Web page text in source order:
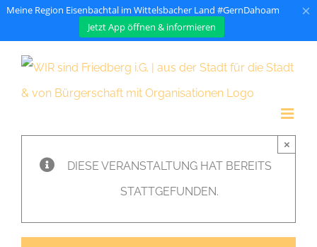
Meine Region Eisenbachtal im Wittelsbacher Land #GernDahoam
Jetzt App öffnen & informieren
×
Zum
DIESE VERANSTALTUNG HAT BEREITS
STATTGEFUNDEN.
×